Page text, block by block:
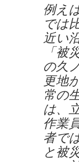
例え
では
近い
「
の久
更地
常の
は、
作業
者で
と被